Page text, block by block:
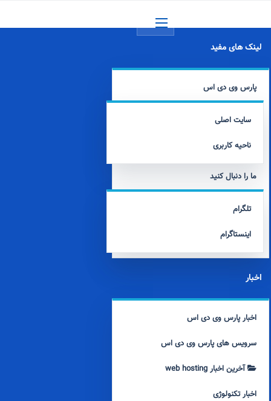
لینک های مفید
پارس وی دی اس
سایت اصلی
ناحیه کاربری
ما را دنبال کنید
تلگرام
اینستاگرام
اخبار
اخبار پارس وی دی اس
سرویس های پارس وی دی اس
آخرین اخبار web hosting
اخبار تکنولوژی